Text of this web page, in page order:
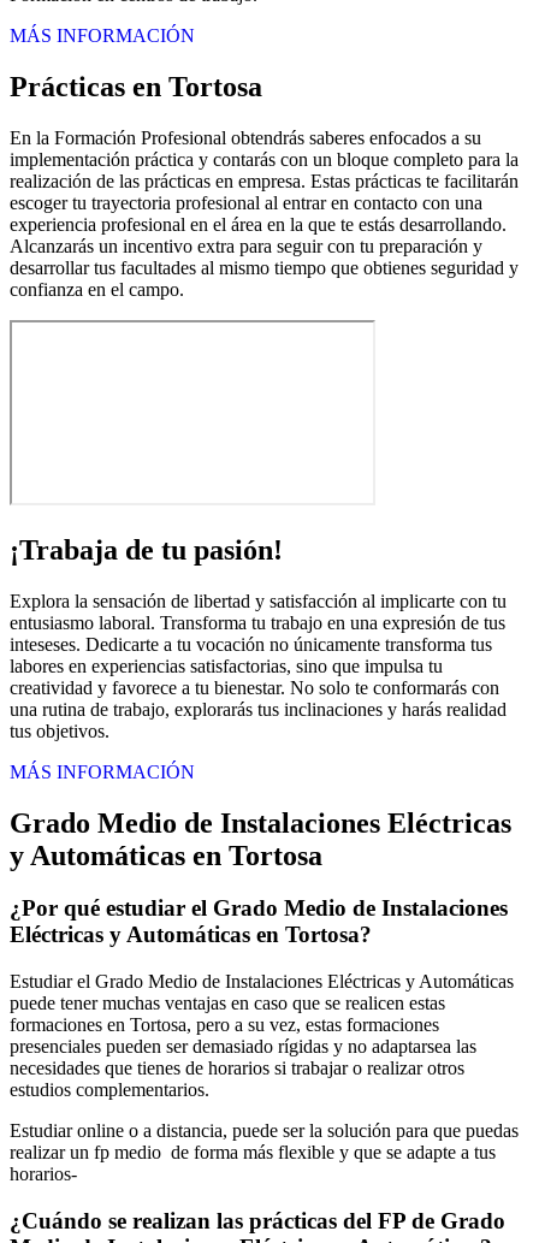
MÁS INFORMACIÓN
Prácticas en Tortosa
En la Formación Profesional obtendrás saberes enfocados a su
implementación práctica y contarás con un bloque completo para la
realización de las prácticas en empresa. Estas prácticas te facilitarán
escoger tu trayectoria profesional al entrar en contacto con una
experiencia profesional en el área en la que te estás desarrollando.
Alcanzarás un incentivo extra para seguir con tu preparación y
desarrollar tus facultades al mismo tiempo que obtienes seguridad y
confianza en el campo.
¡Trabaja de tu pasión!
Explora la sensación de libertad y satisfacción al implicarte con tu
entusiasmo laboral. Transforma tu trabajo en una expresión de tus
inteseses. Dedicarte a tu vocación no únicamente transforma tus
labores en experiencias satisfactorias, sino que impulsa tu
creatividad y favorece a tu bienestar. No solo te conformarás con
una rutina de trabajo, explorarás tus inclinaciones y harás realidad
tus objetivos.
MÁS INFORMACIÓN
Grado Medio de Instalaciones Eléctricas
y Automáticas en Tortosa
¿Por qué estudiar el Grado Medio de Instalaciones
Eléctricas y Automáticas en Tortosa?
Estudiar el Grado Medio de Instalaciones Eléctricas y Automáticas
puede tener muchas ventajas en caso que se realicen estas
formaciones en Tortosa, pero a su vez, estas formaciones
presenciales pueden ser demasiado rígidas y no adaptarsea las
necesidades que tienes de horarios si trabajar o realizar otros
estudios complementarios.
Estudiar online o a distancia, puede ser la solución para que puedas
realizar un fp medio de forma más flexible y que se adapte a tus
horarios-
¿Cuándo se realizan las prácticas del FP de Grado